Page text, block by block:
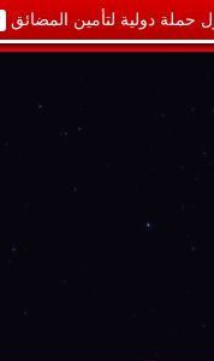
حملة دولية لتأمين المضائق